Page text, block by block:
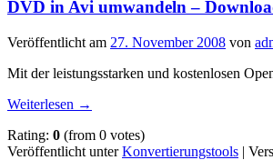
DVD in Avi umwandeln –
Veröffentlicht am 27. November 2008 von
Mit der leistungsstarken und kostenlosen
Weiterlesen →
Rating: 0 (from 0 votes)
Veröffentlicht unter Konvertierungstools |